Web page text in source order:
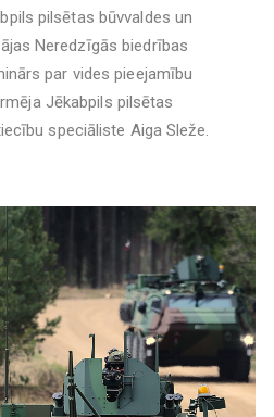
pilsētas būvvaldes un
Neredzīgās biedrības
par vides pieejamību
Jēkabpils pilsētas
speciāliste Aiga Sleže.